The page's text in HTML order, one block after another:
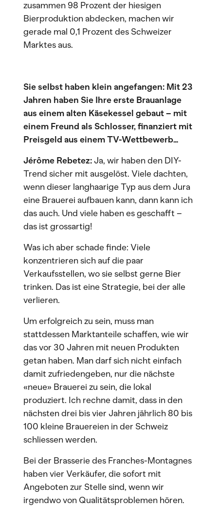
zusammen 98 Prozent der hiesigen
Bierproduktion abdecken, machen wir
gerade mal 0,1 Prozent des Schweizer
Marktes aus.
Sie selbst haben klein angefangen: Mit 23
Jahren haben Sie Ihre erste Brauanlage
aus einem alten Käsekessel gebaut – mit
einem Freund als Schlosser, finanziert mit
Preisgeld aus einem TV-Wettbewerb…
Jérôme Rebetez:Ja, wir haben den DIY-
Trend sicher mit ausgelöst. Viele dachten,
wenn dieser langhaarige Typ aus dem Jura
eine Brauerei aufbauen kann, dann kann ich
das auch. Und viele haben es geschafft –
das ist grossartig!
Was ich aber schade finde: Viele
konzentrieren sich auf die paar
Verkaufsstellen, wo sie selbst gerne Bier
trinken. Das ist eine Strategie, bei der alle
verlieren.
Um erfolgreich zu sein, muss man
stattdessen Marktanteile schaffen, wie wir
das vor 30 Jahren mit neuen Produkten
getan haben. Man darf sich nicht einfach
damit zufriedengeben, nur die nächste
«neue» Brauerei zu sein, die lokal
produziert. Ich rechne damit, dass in den
nächsten drei bis vier Jahren jährlich 80 bis
100 kleine Brauereien in der Schweiz
schliessen werden.
Bei der Brasserie des Franches-Montagnes
haben vier Verkäufer, die sofort mit
Angeboten zur Stelle sind, wenn wir
irgendwo von Qualitätsproblemen hören.